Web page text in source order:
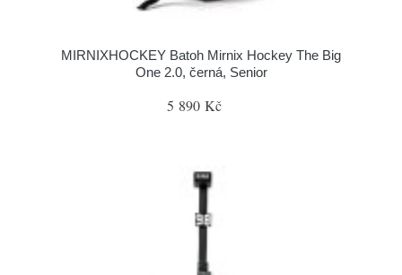
MIRNIXHOCKEY Batoh Mirnix Hockey The Big
One 2.0, černá, Senior
5 890 Kč